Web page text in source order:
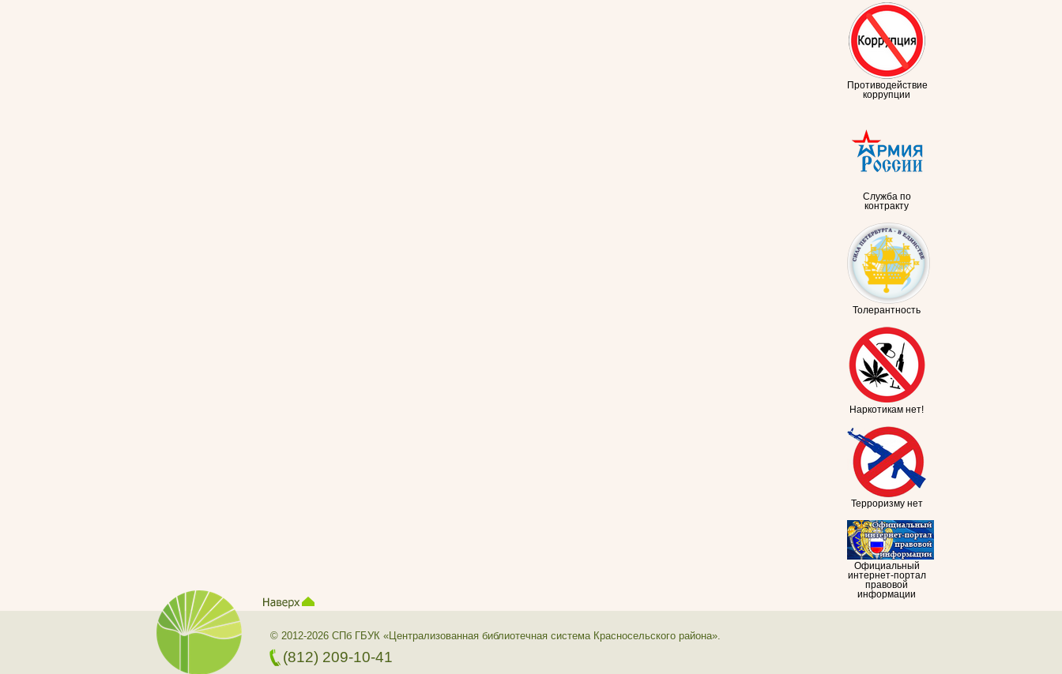
Противодействие
коррупции
Служба по
контракту
Толерантность
Наркотикам нет!
Терроризму нет
Официальный
интернет-портал
правовой
информации
© 2012-2026 СПб ГБУК «Централизованная библиотечная система Красносельского района».
(812) 209-10-41